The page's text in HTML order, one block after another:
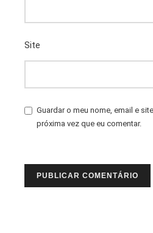
Site
Guardar o meu nome, email e
próxima vez que eu comentar.